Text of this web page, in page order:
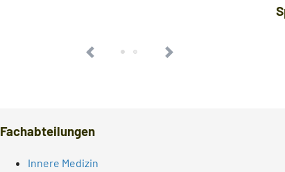
Fachabteilungen
Innere Medizin